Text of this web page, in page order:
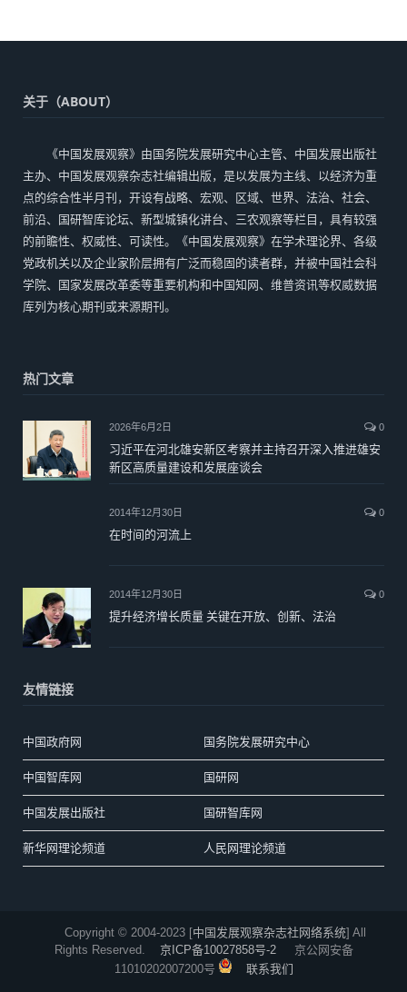
关于（ABOUT）
《中国发展观察》由国务院发展研究中心主管、中国发展出版社
主办、中国发展观察杂志社编辑出版，是以发展为主线、以经济为重
点的综合性半月刊，开设有战略、宏观、区域、世界、法治、社会、
前沿、国研智库论坛、新型城镇化讲台、三农观察等栏目，具有较强
的前瞻性、权威性、可读性。《中国发展观察》在学术理论界、各级
党政机关以及企业家阶层拥有广泛而稳固的读者群，并被中国社会科
学院、国家发展改革委等重要机构和中国知网、维普资讯等权威数据
库列为核心期刊或来源期刊。
热门文章
2026年6月2日 0
习近平在河北雄安新区考察并主持召开深入推进雄安
新区高质量建设和发展座谈会
2014年12月30日 0
在时间的河流上
2014年12月30日 0
提升经济增长质量 关键在开放、创新、法治
友情链接
中国政府网 国务院发展研究中心
中国智库网 国研网
中国发展出版社 国研智库网
新华网理论频道 人民网理论频道
Copyright © 2004-2023 [中国发展观察杂志社网络系统] All
Rights Reserved. 京ICP备10027858号-2京公网安备
11010202007200号
联系我们